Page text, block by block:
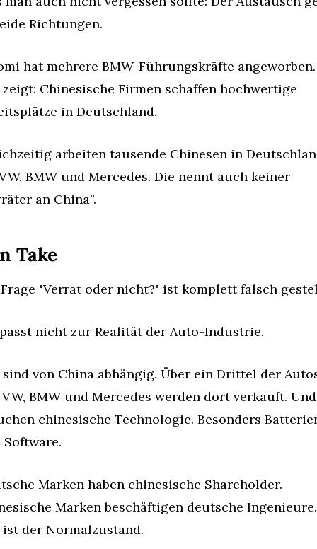
Richtungen.
hat mehrere BMW-Führungskräfte angeworben.
zeigt: Chinesische Firmen schaffen hochwertige
in Deutschland.
arbeiten tausende Chinesen in
BMW und Mercedes. Die nennt auch keiner
an China”.
Take
"Verrat oder nicht?" ist komplett falsch
nicht zur Realität der Auto-Industrie.
von China abhängig. Über ein Drittel der
BMW und Mercedes werden dort verkauft.
chinesische Technologie. Besonders
Marken haben chinesische Shareholder.
Marken beschäftigen deutsche Ingenieure.
ist der Normalzustand.